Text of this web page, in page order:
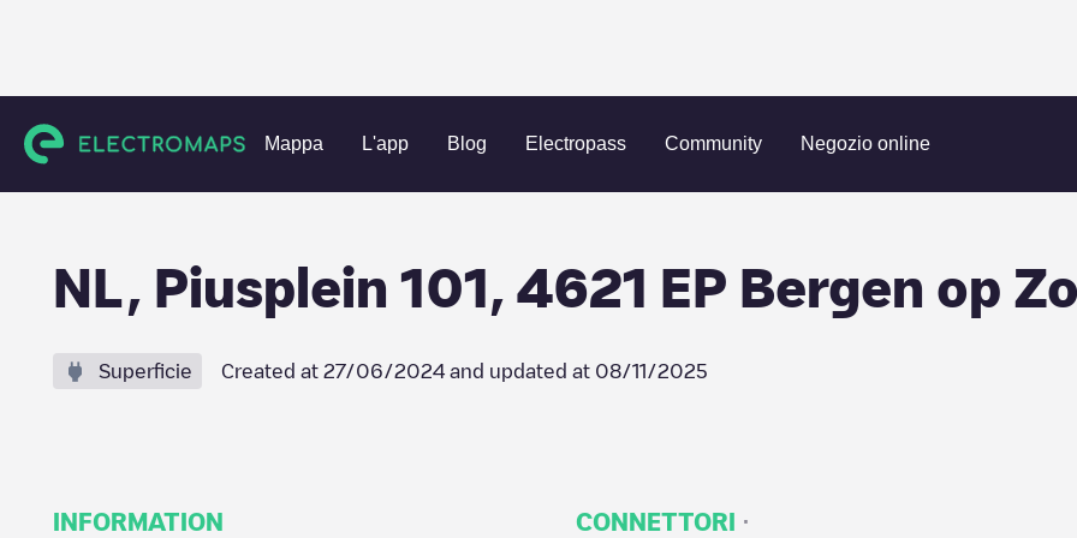
Mappa L'app Blog Electropass Community Negozio online
Charging stations Paesi Bassi Bergen op Zoom Bergen op Zoom NL, Piusplein 101, 4621 EP Bergen op Zoom
NL, Piusplein 101, 4621 EP Bergen op
Superficie Created at 27/06/2024 and updated at 08/11/2025
INFORMATION CONNETTORI ·